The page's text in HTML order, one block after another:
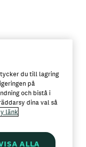
du till lagring
på
och bistå i
dina val så
länk
ALLA